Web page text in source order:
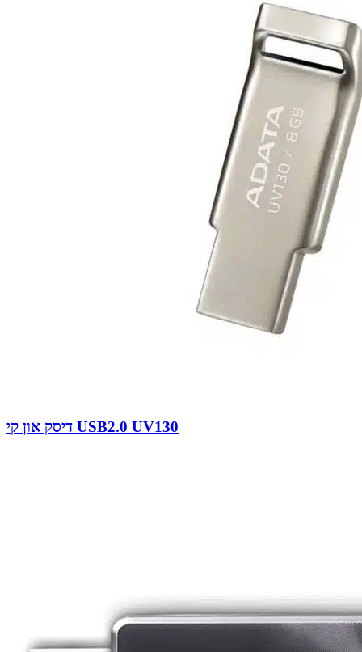
דיסק און קי USB2.0 UV130